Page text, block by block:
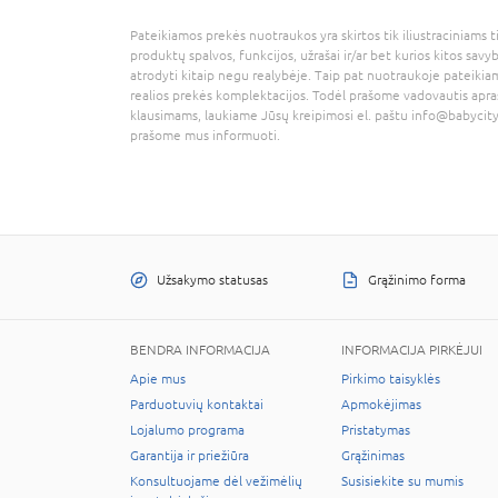
Pateikiamos prekės nuotraukos yra skirtos tik iliustraciniams
produktų spalvos, funkcijos, užrašai ir/ar bet kurios kitos
atrodyti kitaip negu realybėje. Taip pat nuotraukoje
realios prekės komplektacijos. Todėl prašome vadovautis
klausimams, laukiame Jūsų kreipimosi el. paštu
prašome mus informuoti.
Užsakymo statusas Grąžinimo forma
BENDRA INFORMACIJA
Apie mus
Parduotuvių kontaktai
Lojalumo programa
Garantija ir priežiūra
Konsultuojame dėl vežimėlių
INFORMACIJA PIRKĖJUI
Pirkimo taisyklės
Apmokėjimas
Pristatymas
Grąžinimas
Susisiekite su mumis